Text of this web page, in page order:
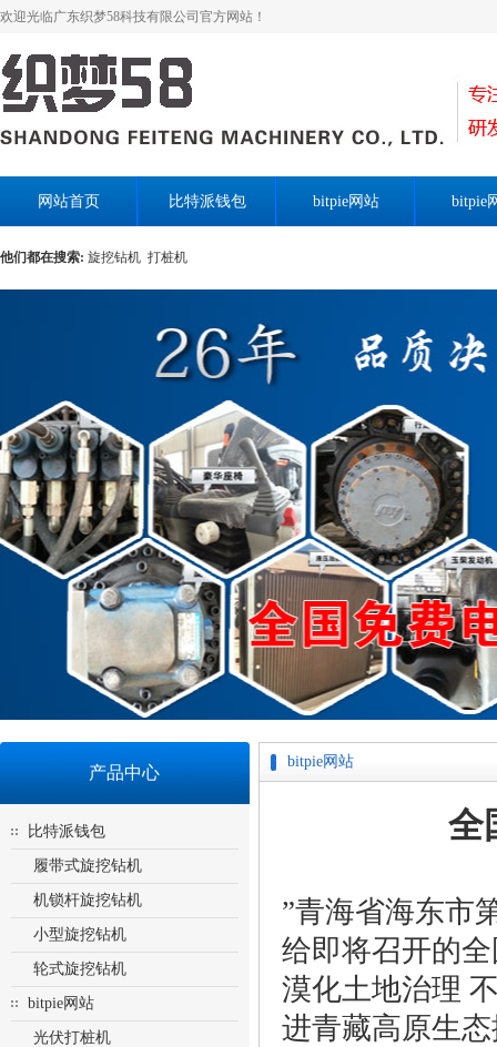
欢迎光临广东织梦58科技有限公司官方网站！
网站首页 比特派钱包 bitpie网站 bitpie
他们都在搜索: 旋挖钻机 打桩机
产品中心
比特派钱包
履带式旋挖钻机
机锁杆旋挖钻机
小型旋挖钻机
轮式旋挖钻机
bitpie网站
光伏打桩机
bitpie网站
全
”青海省海东市
给即将召开的
漠化土地治理
进青藏高原生